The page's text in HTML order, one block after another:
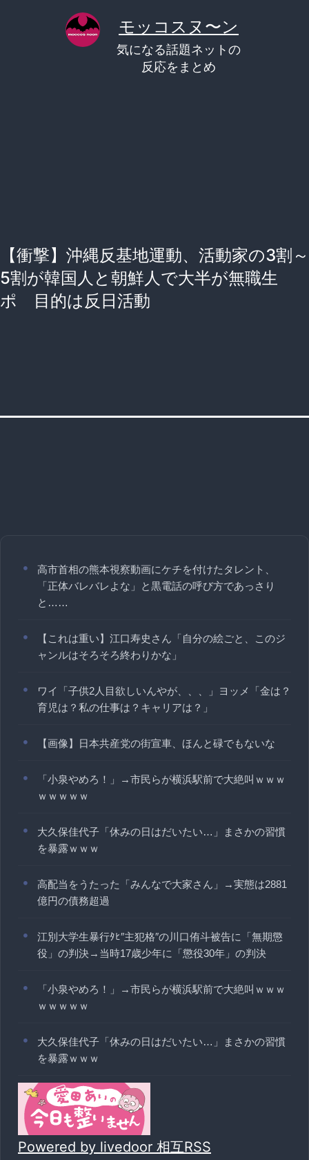
モッコスヌ〜ン
気になる話題ネットの
反応をまとめ
【衝撃】沖縄反基地運動、活動家の3割～
5割が韓国人と朝鮮人で大半が無職生
ポ 目的は反日活動
高市首相の熊本視察動画にケチを付けたタレント、
「正体バレバレよな」と黒電話の呼び方であっさり
と……
【これは重い】江口寿史さん「自分の絵ごと、このジ
ャンルはそろそろ終わりかな」
ワイ「子供2人目欲しいんやが、、、」ヨッメ「金は？
育児は？私の仕事は？キャリアは？」
【画像】日本共産党の街宣車、ほんと碌でもないな
「小泉やめろ！」→市民らが横浜駅前で大絶叫ｗｗｗ
ｗｗｗｗｗ
大久保佳代子「休みの日はだいたい…」まさかの習慣
を暴露ｗｗｗ
高配当をうたった「みんなで大家さん」→実態は2881
億円の債務超過
江別大学生暴行ﾀﾋ″主犯格″の川口侑斗被告に「無期懲
役」の判決→当時17歳少年に「懲役30年」の判決
「小泉やめろ！」→市民らが横浜駅前で大絶叫ｗｗｗ
ｗｗｗｗｗ
大久保佳代子「休みの日はだいたい…」まさかの習慣
を暴露ｗｗｗ
Powered by livedoor 相互RSS